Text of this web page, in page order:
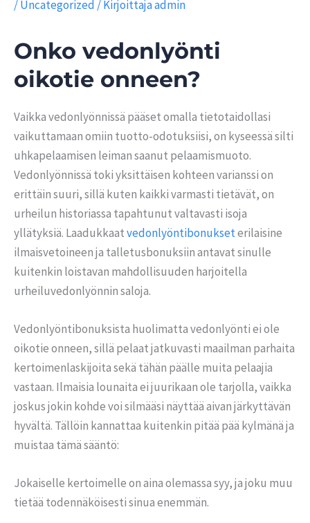
/Uncategorized / Kirjoittajaadmin
Onko vedonlyönti
oikotie onneen?
Vaikka vedonlyönnissä pääset omalla tietotaidollasi
vaikuttamaan omiin tuotto-odotuksiisi, on kyseessä silti
uhkapelaamisen leiman saanut pelaamismuoto.
Vedonlyönnissä toki yksittäisen kohteen varianssi on
erittäin suuri, sillä kuten kaikki varmasti tietävät, on
urheilun historiassa tapahtunut valtavasti isoja
yllätyksiä. Laadukkaatvedonlyöntibonukseterilaisine
ilmaisvetoineen ja talletusbonuksiin antavat sinulle
kuitenkin loistavan mahdollisuuden harjoitella
urheiluvedonlyönnin saloja.
Vedonlyöntibonuksista huolimatta vedonlyönti ei ole
oikotie onneen, sillä pelaat jatkuvasti maailman parhaita
kertoimenlaskijoita sekä tähän päälle muita pelaajia
vastaan. Ilmaisia lounaita ei juurikaan ole tarjolla, vaikka
joskus jokin kohde voi silmääsi näyttää aivan järkyttävän
hyvältä. Tällöin kannattaa kuitenkin pitää pää kylmänä ja
muistaa tämä sääntö:
Jokaiselle kertoimelle on aina olemassa syy, ja joku muu
tietää todennäköisesti sinua enemmän.